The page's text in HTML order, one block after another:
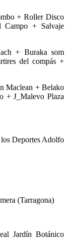
+ Roller Disco
+ Salvaje
+ Buraka som
del compás +
Maclean + Belako
+ J_Malevo Plaza
Deportes Adolfo
(Tarragona)
Jardín Botánico